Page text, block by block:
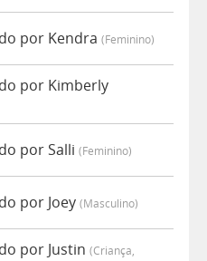
por Kendra (feminino)
por Kimberly
por Salli (feminino)
por Joey (masculino)
por Justin (criança,